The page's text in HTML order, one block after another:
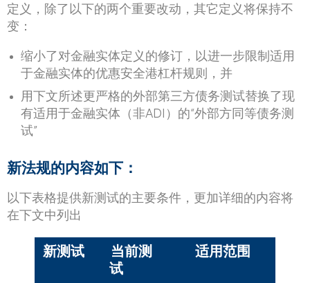
定义，除了以下的两个重要改动，其它定义将保持不
变：
缩小了对金融实体定义的修订，以进一步限制适用
于金融实体的优惠安全港杠杆规则，并
用下文所述更严格的外部第三方债务测试替换了现
有适用于金融实体（非ADI）的“外部方同等债务测
试”
新法规的内容如下：
以下表格提供新测试的主要条件，更加详细的内容将
在下文中列出
新测试
当前测
试
适用范围